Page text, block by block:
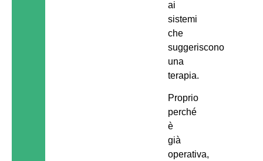
ai
sistemi
che
suggeriscono
una
terapia.
Proprio
perché
è
già
operativa,